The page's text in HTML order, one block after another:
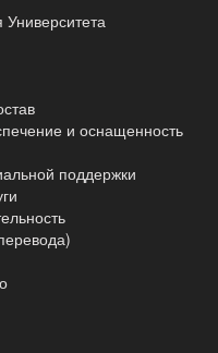
Университета
и оснащенность
поддержки